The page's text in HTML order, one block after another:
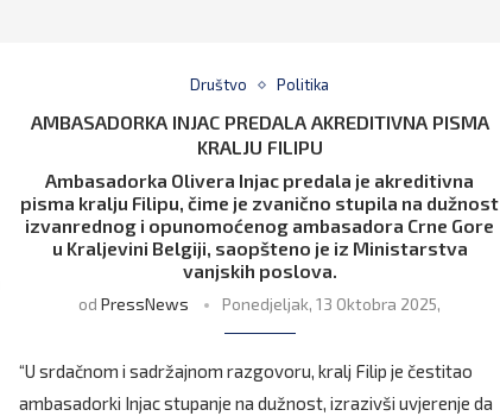
Društvo Politika
AMBASADORKA INJAC PREDALA AKREDITIVNA PISMA
KRALJU FILIPU
Ambasadorka Olivera Injac predala je akreditivna
pisma kralju Filipu, čime je zvanično stupila na dužnost
izvanrednog i opunomoćenog ambasadora Crne Gore
u Kraljevini Belgiji, saopšteno je iz Ministarstva
vanjskih poslova.
odPressNews Ponedjeljak, 13 Oktobra 2025,
“U srdačnom i sadržajnom razgovoru, kralj Filip je čestitao
ambasadorki Injac stupanje na dužnost, izrazivši uvjerenje da